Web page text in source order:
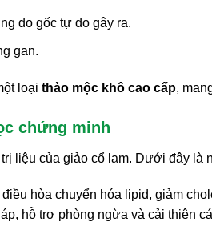
do gốc tự do gây ra.
gan.
loại thảo mộc khô cao cấp,
chứng minh
liệu của giảo cổ lam. Dưới đây
hòa chuyển hóa lipid, giảm
hỗ trợ phòng ngừa và cải thiện